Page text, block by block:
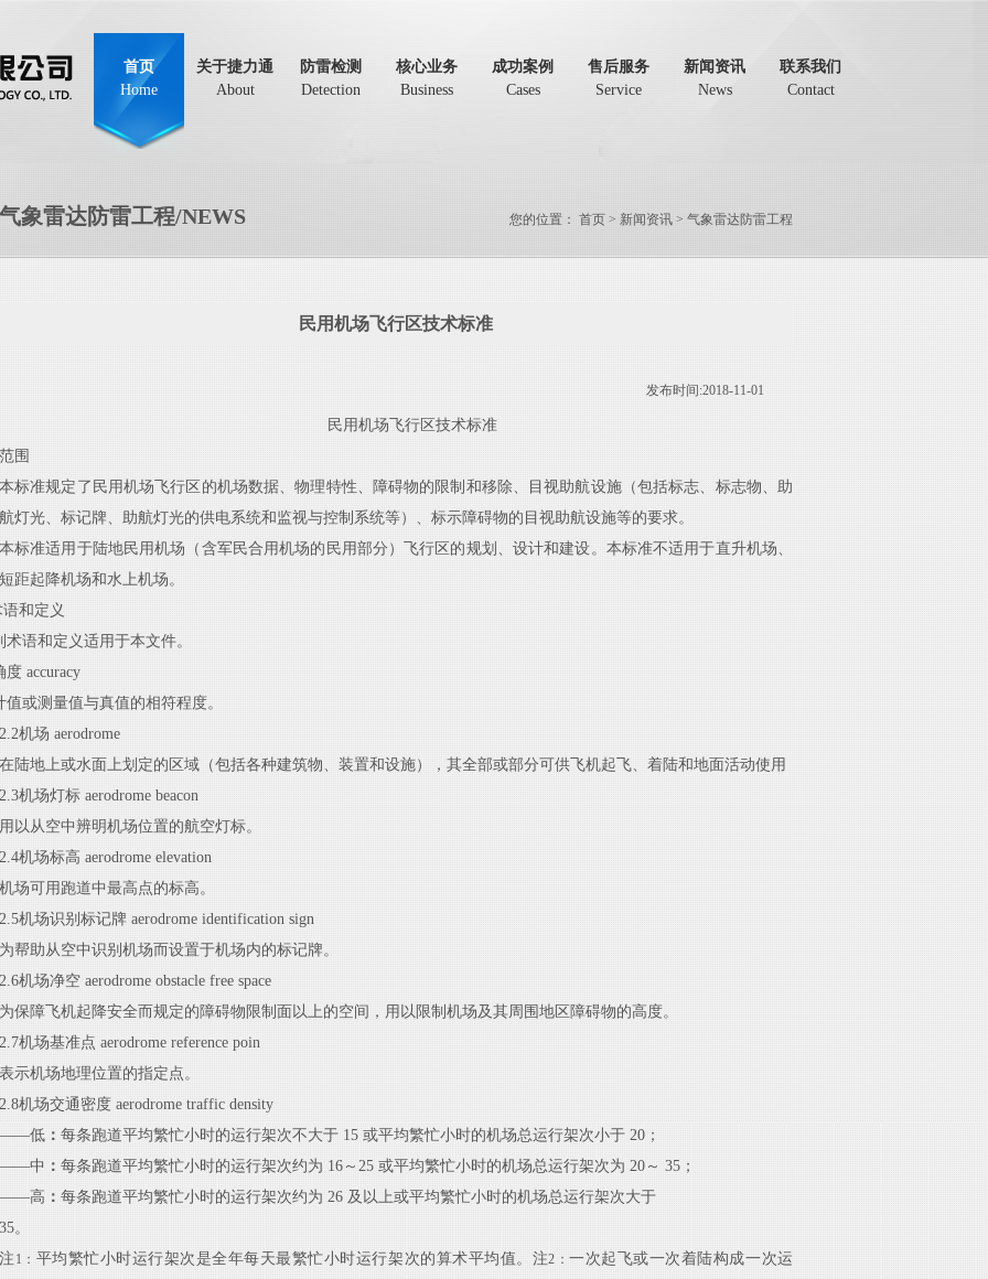
首页
Home
关于捷力通
About
防雷检测
Detection
核心业务
Business
成功案例
Cases
售后服务
Service
新闻资讯
News
联系我们
Contact
气象雷达防雷工程/NEWS 您的位置： 首页 > 新闻资讯 > 气象雷达防雷工程
民用机场飞行区技术标准
发布时间:2018-11-01
民用机场飞行区技术标准
范围
本标准规定了民用机场飞行区的机场数据、物理特性、障碍物的限制和移除、目视助航设施（包括标志、标志物、助
航灯光、标记牌、助航灯光的供电系统和监视与控制系统等） 、标示障碍物的目视助航设施等的要求。
本标准适用于陆地民用机场（含军民合用机场的民用部分）飞行区的规划、设计和建设。本标准不适用于直升机场、
短距起降机场和水上机场。
语和定义
术语和定义适用于本文件。
度 accuracy
值或测量值与真值的相符程度。
2.2机场 aerodrome
在陆地上或水面上划定的区域 （包括各种建筑物、装置和设施） ，其全部或部分可供飞机起飞、着陆和地面活动使用
2.3机场灯标 aerodrome beacon
用以从空中辨明机场位置的航空灯标。
2.4机场标高 aerodrome elevation
机场可用跑道中最高点的标高。
2.5机场识别 标记牌 aerodrome identification sign
为帮助从空中识别机场而设置于机场内的标记牌。
2.6机场净空 aerodrome obstacle free space
为保障飞机起降安全而规定的障碍物限制面以上的空间，用以限制机场及其周围地区障碍物的高度。
2.7机场基准点 aerodrome reference poin
表示机场地理位置的指定点。
2.8机场交通 密度 aerodrome traffic density
——低 ： 每条跑道平均繁忙小时的运行架次不大于 15 或平均繁忙小时的机场总运行架次小于 20；
——中 ： 每条跑道平均繁忙小时的运行架次约为 16～25 或平均繁忙小时的机场总运行架次为 20～ 35；
——高 ： 每条跑道平均繁忙小时的运行架次约为 26 及以上或平均繁忙小时的机场总运行架次大于
35。
注 1： 平均繁忙小时运行架次是全年每天最繁忙小时运行架次的算术平均值。 注2：一次起飞或一次着陆构成一次运